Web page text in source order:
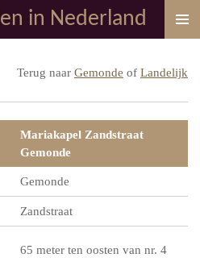
in Nederland
Terug naar Gemonde of Landelijk
Mariakapel Zandstraat
Gemonde
Gemonde
Zandstraat
65 meter ten oosten van nr. 4